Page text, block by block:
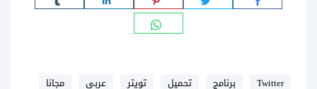
Twitter برنامج تحميل تويتر عربي مجانا